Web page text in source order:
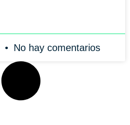
No hay comentarios